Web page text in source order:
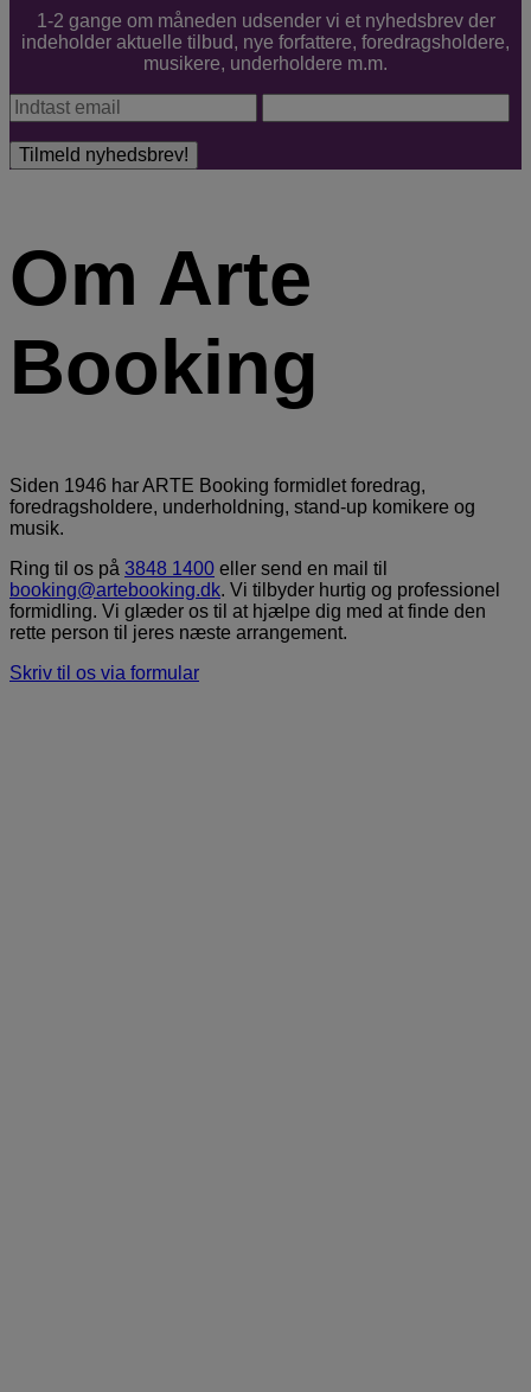
1-2 gange om måneden udsender vi et nyhedsbrev der
indeholder aktuelle tilbud, nye forfattere, foredragsholdere,
musikere, underholdere m.m.
Om Arte
Booking
Siden 1946 har ARTE Booking formidlet foredrag,
foredragsholdere, underholdning, stand-up komikere og
musik.
Ring til os på 3848 1400 eller send en mail til
booking@artebooking.dk. Vi tilbyder hurtig og professionel
formidling. Vi glæder os til at hjælpe dig med at finde den
rette person til jeres næste arrangement.
Skriv til os via formular